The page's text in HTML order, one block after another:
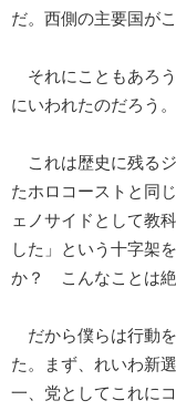
だ。西側の主要国が
それにこともあろ
にいわれたのだろう。
これは歴史に残る
たホロコーストと同
ェノサイドとして教
した」という十字架
か？ こんなことは絶
だから僕らは行動
た。まず、れいわ新
一、党としてこれに